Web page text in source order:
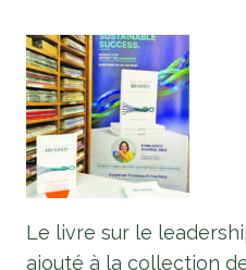
Le livre sur le
ajouté à la collection